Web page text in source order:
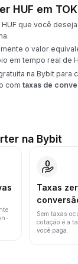
HUF em
que você
o valor
em tempo real de
na Bybit
com taxas de
na Bybit
Taxas
Sem taxas
cotação é a
você paga.